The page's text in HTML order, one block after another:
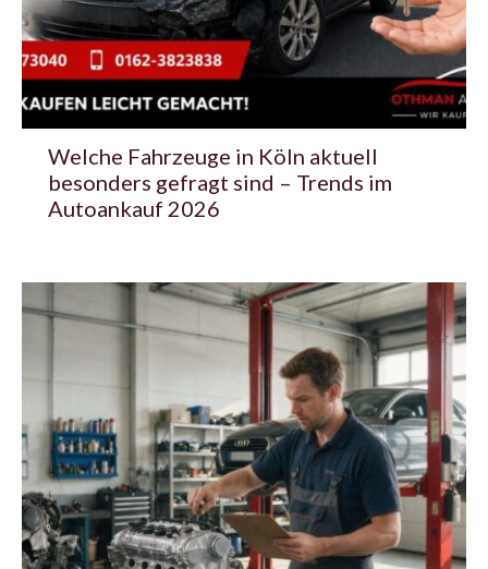
Welche Fahrzeuge in Köln aktuell
besonders gefragt sind – Trends im
Autoankauf 2026